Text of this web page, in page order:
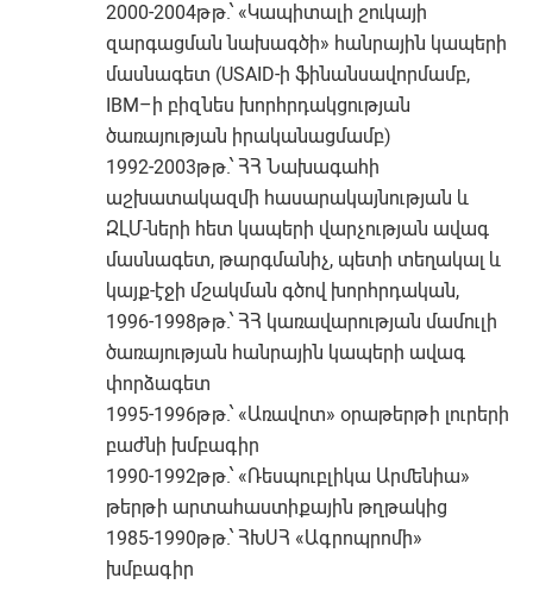
2000-2004թթ.՝ «Կապիտալի շուկայի
զարգացման նախագծի» հանրային կապերի
մասնագետ (USAID-ի ֆինանսավորմամբ,
IBM–ի բիզնես խորհրդակցության
ծառայության իրականացմամբ)
1992-2003թթ.՝ ՀՀ Նախագահի
աշխատակազմի հասարակայնության և
ԶԼՄ-ների հետ կապերի վարչության ավագ
մասնագետ, թարգմանիչ, պետի տեղակալ և
կայք-էջի մշակման գծով խորհրդական,
1996-1998թթ.՝ ՀՀ կառավարության մամուլի
ծառայության հանրային կապերի ավագ
փորձագետ
1995-1996թթ.՝ «Առավոտ» օրաթերթի լուրերի
բաժնի խմբագիր
1990-1992թթ.՝ «Ռեսպուբլիկա Արմենիա»
թերթի արտահաստիքային թղթակից
1985-1990թթ.՝ ՀԽՍՀ «Ագրոպրոմի»
խմբագիր